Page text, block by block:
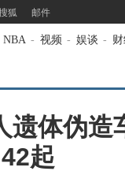
狐 邮件
NBA - 视频 - 娱谈 -
遗体伪造
42起